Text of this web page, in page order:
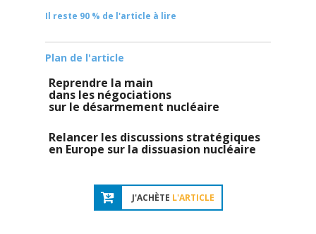
Il reste 90 % de l'article à lire
Plan de l'article
Reprendre la main
dans les négociations
sur le désarmement nucléaire
Relancer les discussions stratégiques
en Europe sur la dissuasion nucléaire
J'ACHÈTE L'ARTICLE